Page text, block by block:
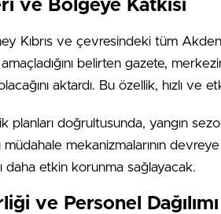
ve Bölgeye Katkısı
Kıbrıs ve çevresindeki tüm
amaçladığını belirten gazete,
aktardı. Bu özellik, hızlı ve
planları doğrultusunda, yangın
mekanizmalarının devreye
daha etkin korunma sağlayacak.
ve Personel Dağılımı